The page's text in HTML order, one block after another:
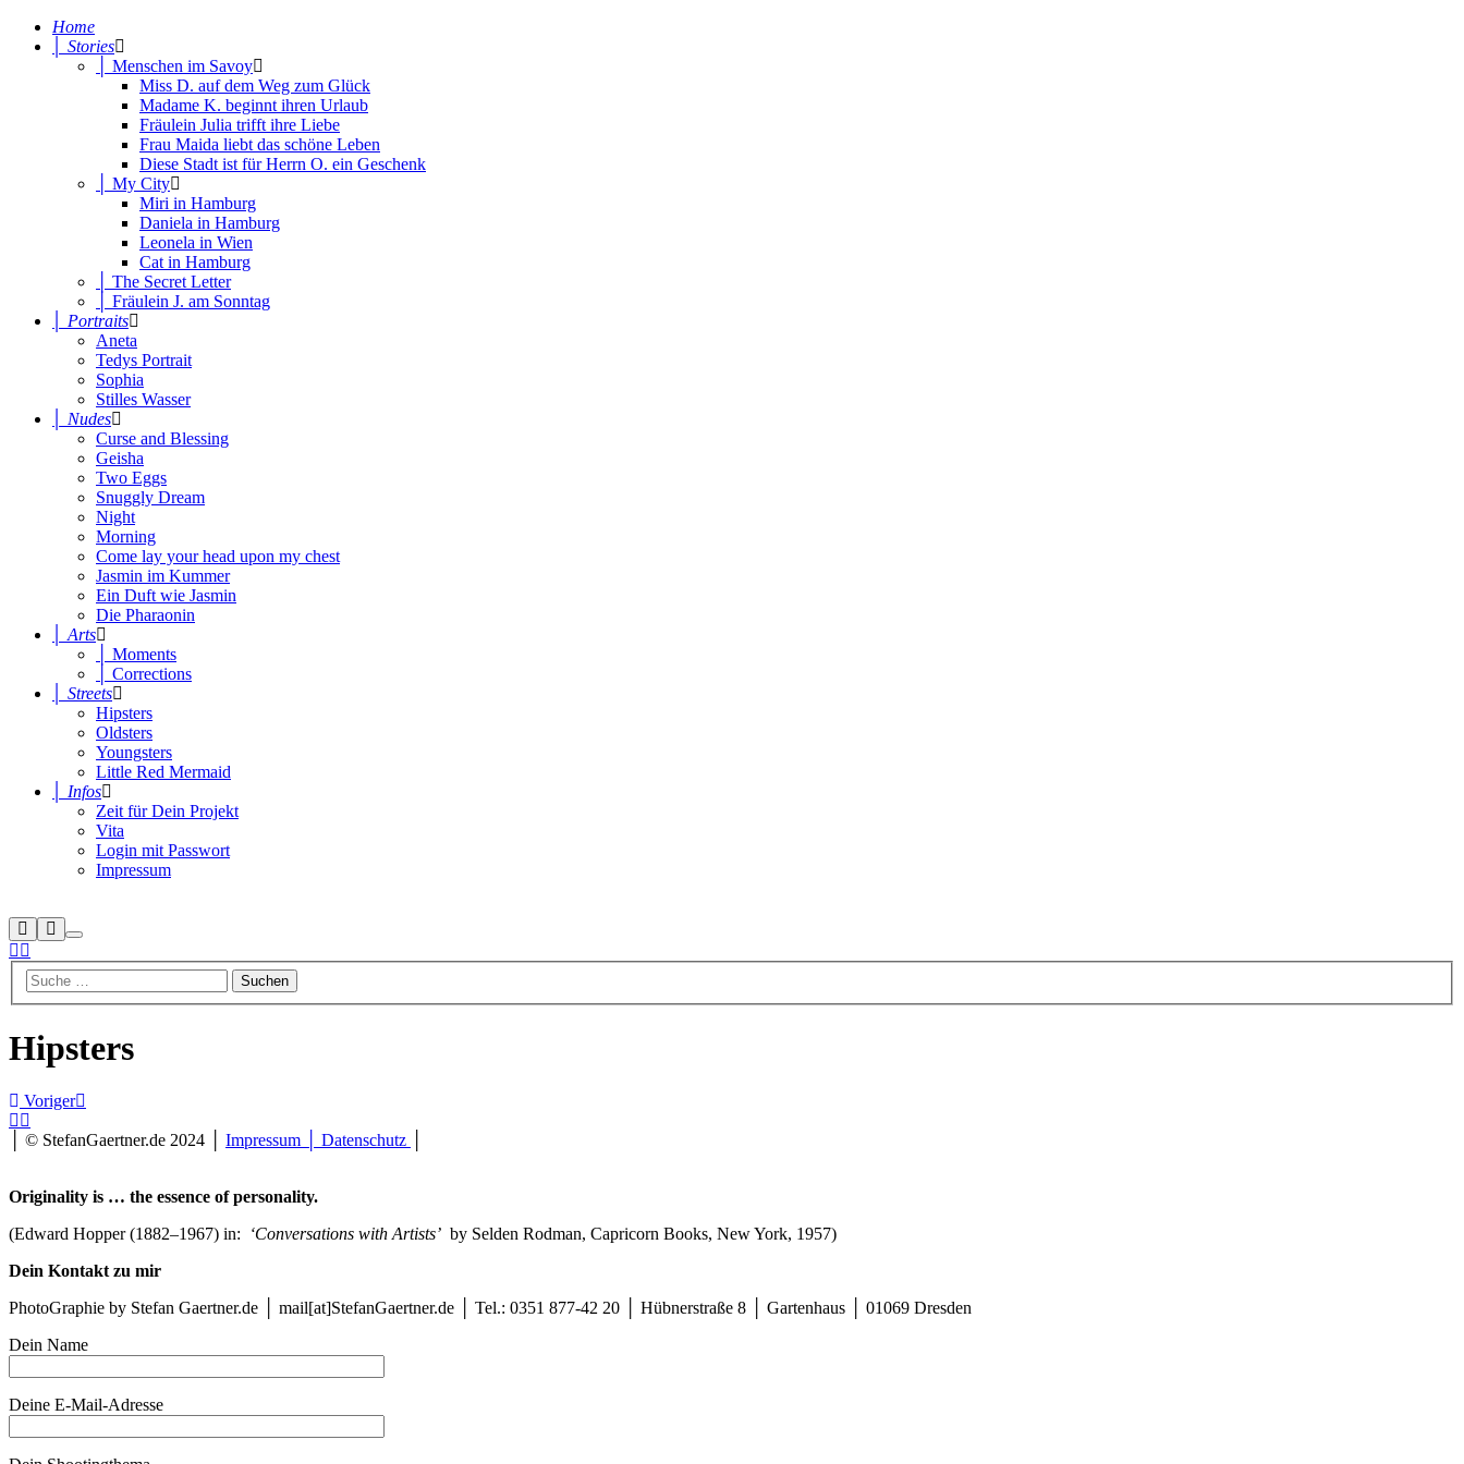
Home
│ Stories
│ Menschen im Savoy
Miss D. auf dem Weg zum Glück
Madame K. beginnt ihren Urlaub
Fräulein Julia trifft ihre Liebe
Frau Maida liebt das schöne Leben
Diese Stadt ist für Herrn O. ein Geschenk
│ My City
Miri in Hamburg
Daniela in Hamburg
Leonela in Wien
Cat in Hamburg
│ The Secret Letter
│ Fräulein J. am Sonntag
│ Portraits
Aneta
Tedys Portrait
Sophia
Stilles Wasser
│ Nudes
Curse and Blessing
Geisha
Two Eggs
Snuggly Dream
Night
Morning
Come lay your head upon my chest
Jasmin im Kummer
Ein Duft wie Jasmin
Die Pharaonin
│ Arts
│ Moments
│ Corrections
│ Streets
Hipsters
Oldsters
Youngsters
Little Red Mermaid
│ Infos
Zeit für Dein Projekt
Vita
Login mit Passwort
Impressum
Suchen
Mehr
InfoHauptmenü
Hipsters
Die
Stadt
der
2016
#4174
Säulen
Erde
(Lustgarten,
Berlin,
2016
07)
#3347
Welcome
Voriger
│ © StefanGaertner.de 2024 │ Impressum │ Datenschutz
Originality is … the essence of personality.
(Edward Hopper (1882–1967) in: ‘Conversations with Artists’ by Selden Rodman, Capricorn Books, New York, 1957)
Dein Kontakt zu mir
PhotoGraphie by Stefan Gaertner.de │ mail[at]StefanGaertner.de │ Tel.: 0351 877-42 20 │ Hübnerstraße 8 │ Gartenhaus │ 01069 Dresden
Dein Name
Deine E-Mail-Adresse